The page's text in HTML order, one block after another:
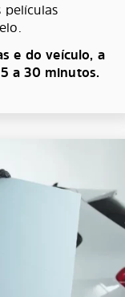
e do veículo, a
a 30 minutos.